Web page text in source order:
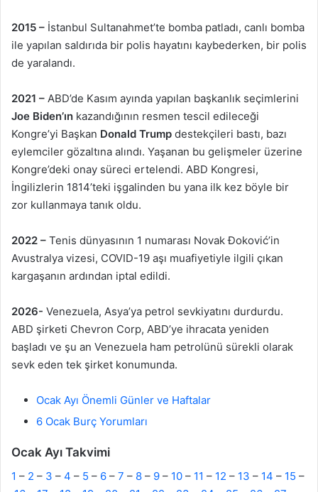
2015 – İstanbul Sultanahmet’te bomba patladı, canlı bomba
ile yapılan saldırıda bir polis hayatını kaybederken, bir polis
de yaralandı.
2021 – ABD’de Kasım ayında yapılan başkanlık seçimlerini
Joe Biden’ın kazandığının resmen tescil edileceği
Kongre’yi Başkan Donald Trump destekçileri bastı, bazı
eylemciler gözaltına alındı. Yaşanan bu gelişmeler üzerine
Kongre’deki onay süreci ertelendi. ABD Kongresi,
İngilizlerin 1814’teki işgalinden bu yana ilk kez böyle bir
zor kullanmaya tanık oldu.
2022 – Tenis dünyasının 1 numarası Novak Đoković’in
Avustralya vizesi, COVID-19 aşı muafiyetiyle ilgili çıkan
kargaşanın ardından iptal edildi.
2026- Venezuela, Asya’ya petrol sevkiyatını durdurdu.
ABD şirketi Chevron Corp, ABD’ye ihracata yeniden
başladı ve şu an Venezuela ham petrolünü sürekli olarak
sevk eden tek şirket konumunda.
Ocak Ayı Önemli Günler ve Haftalar
6 Ocak Burç Yorumları
Ocak Ayı Takvimi
1 – 2 – 3 – 4 – 5 – 6 – 7 – 8 – 9 – 10 – 11 – 12 – 13 – 14 – 15 –